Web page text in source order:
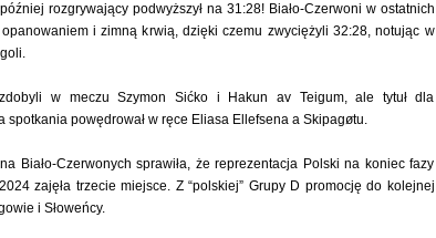
rozgrywający podwyższył na 31:28! Biało-Czerwoni w ostatnich
i zimną krwią, dzięki czemu zwyciężyli 32:28, notując w
w meczu Szymon Sićko i Hakun av Teigum, ale tytuł dla
spotkania powędrował w ręce Eliasa Ellefsena a Skipagøtu.
Biało-Czerwonych sprawiła, że reprezentacja Polski na koniec fazy
zajęła trzecie miejsce. Z “polskiej” Grupy D promocję do kolejnej
i Słoweńcy.